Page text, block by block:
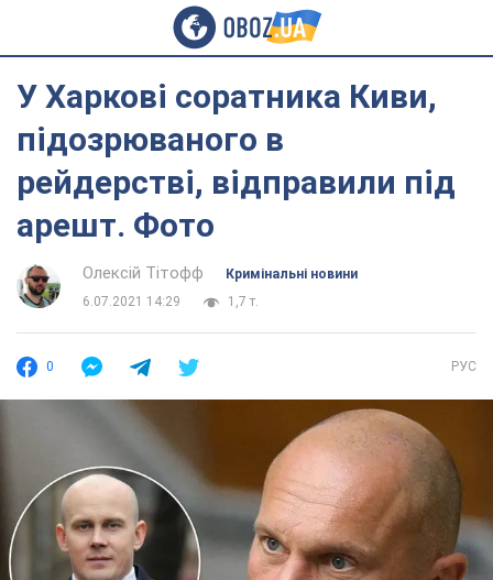
У Харкові соратника Киви,
підозрюваного в
рейдерстві, відправили під
арешт. Фото
Олексій Тітофф
Кримінальні новини
6.07.2021 14:29
1,7 т.
0 РУС